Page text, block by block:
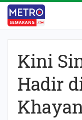
Kini
Hadir